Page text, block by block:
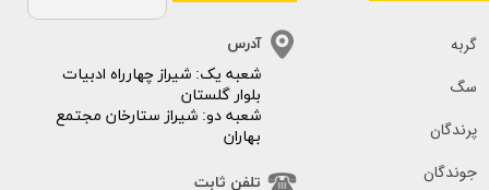
گربه
سگ
پرندگان
جوندگان
​​شعبه یک: شیراز چهارراه ادبیات
بلوار گلستان
شعبه دو: شیراز ستارخان مجتمع
بهاران
آدرس
تلفن ثابت